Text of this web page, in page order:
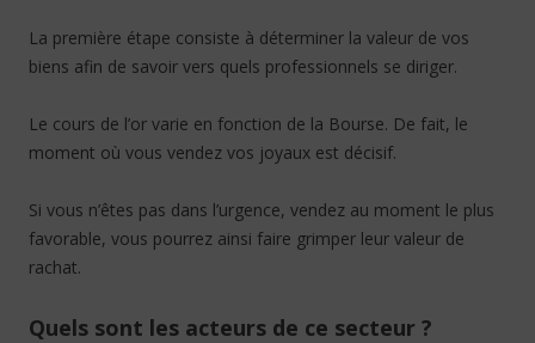
La première étape consiste à déterminer la valeur de vos
biens afin de savoir vers quels professionnels se diriger.
Le cours de l’or varie en fonction de la Bourse. De fait, le
moment où vous vendez vos joyaux est décisif.
Si vous n’êtes pas dans l’urgence, vendez au moment le plus
favorable, vous pourrez ainsi faire grimper leur valeur de
rachat.
Quels sont les acteurs de ce secteur ?